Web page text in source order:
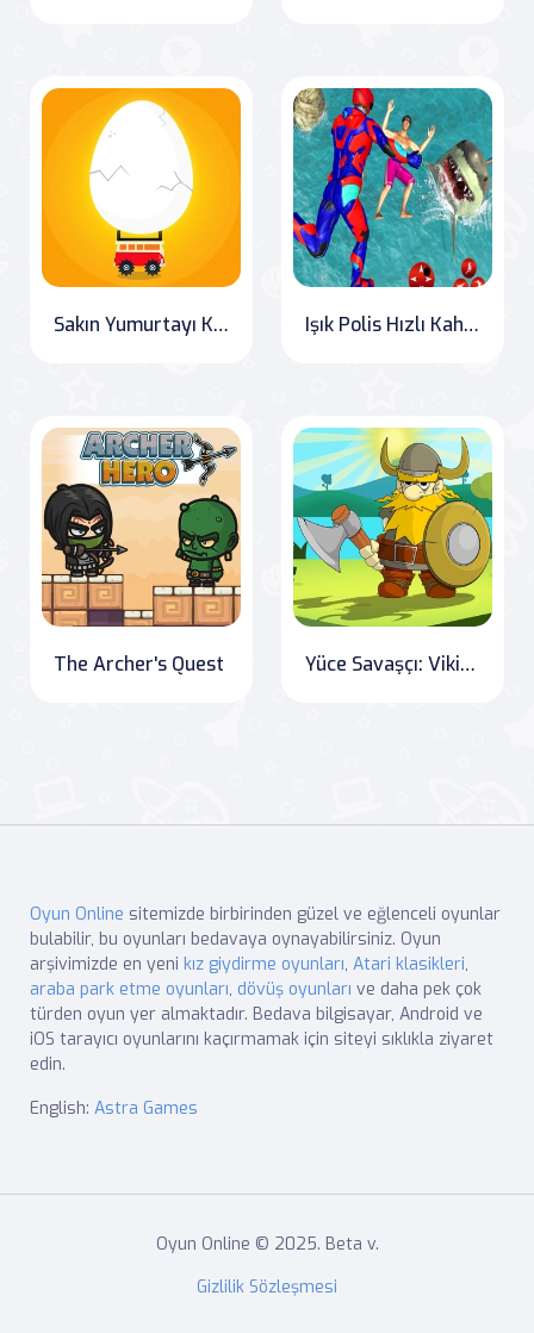
Sakın Yumurtayı Kırma! Işık Polis Hızlı Kahraman Robot Kurtarma Görevi
The Archer's Quest Yüce Savaşçı: Viking Destanı
Oyun Online sitemizde birbirinden güzel ve eğlenceli oyunlar
bulabilir, bu oyunları bedavaya oynayabilirsiniz. Oyun
arşivimizde en yeni kız giydirme oyunları, Atari klasikleri,
araba park etme oyunları, dövüş oyunları ve daha pek çok
türden oyun yer almaktadır. Bedava bilgisayar, Android ve
iOS tarayıcı oyunlarını kaçırmamak için siteyi sıklıkla ziyaret
edin.
English: Astra Games
Oyun Online © 2025. Beta v.
Gizlilik Sözleşmesi